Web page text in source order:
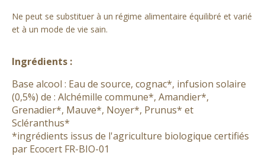
Ne peut se substituer à un régime alimentaire équilibré et varié
et à un mode de vie sain.
Ingrédients :
Base alcool : Eau de source, cognac*, infusion solaire
(0,5%) de : Alchémille commune*, Amandier*,
Grenadier*, Mauve*, Noyer*, Prunus* et
Scléranthus*
*ingrédients issus de l'agriculture biologique certifiés
par Ecocert FR-BIO-01